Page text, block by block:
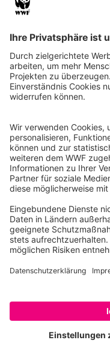
WWF Deutschland
Reinhardtstr. 18
10117 Berlin
Ihre Spende kann
Registriert als Stiftung
Justiz Berlin, Az: 3416/
Umsatzsteuer-
Freistellungsbescheid:
von der
Steuernummer 27/641/